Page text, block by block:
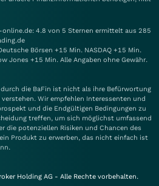
4.8 von 5 Sternen ermittelt aus 285
Börsen +15 Min. NASDAQ +15 Min.
Jones +15 Min. Alle Angaben ohne Gewähr.
die BaFin ist nicht als ihre Befürwortung
Wir empfehlen Interessenten und
und die Endgültigen Bedingungen zu
treffen, um sich möglichst umfassend
die potenziellen Risiken und Chancen des
Produkt zu erwerben, das nicht einfach ist
Holding AG - Alle Rechte vorbehalten.